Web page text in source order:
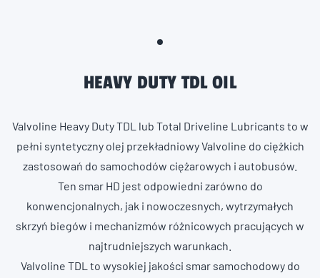
HEAVY DUTY TDL OIL
Valvoline Heavy Duty TDL lub Total Driveline Lubricants to w
pełni syntetyczny olej przekładniowy Valvoline do ciężkich
zastosowań do samochodów ciężarowych i autobusów.
Ten smar HD jest odpowiedni zarówno do
konwencjonalnych, jak i nowoczesnych, wytrzymałych
skrzyń biegów i mechanizmów różnicowych pracujących w
najtrudniejszych warunkach.
Valvoline TDL to wysokiej jakości smar samochodowy do